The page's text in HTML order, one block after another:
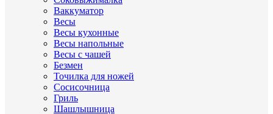
Ваккуматор
Весы
Весы кухонные
Весы напольные
Весы с чашей
Безмен
Точилка для ножей
Сосисочница
Гриль
Шашлышница